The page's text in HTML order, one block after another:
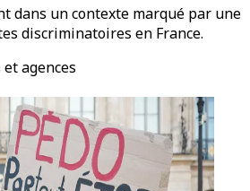
dans un contexte marqué par une
discriminatoires en France.
agences